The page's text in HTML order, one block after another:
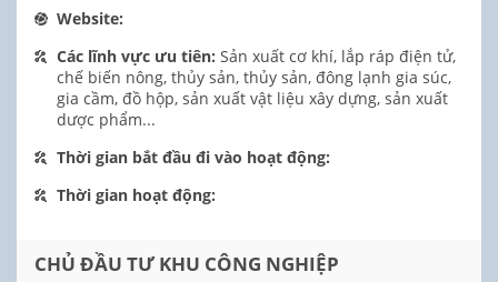
Website:
Các lĩnh vực ưu tiên: Sản xuất cơ khí, lắp ráp điện tử,
chế biến nông, thủy sản, thủy sản, đông lạnh gia súc,
gia cầm, đồ hộp, sản xuất vật liệu xây dựng, sản xuất
dược phẩm...
Thời gian bắt đầu đi vào hoạt động:
Thời gian hoạt động:
CHỦ ĐẦU TƯ KHU CÔNG NGHIỆP